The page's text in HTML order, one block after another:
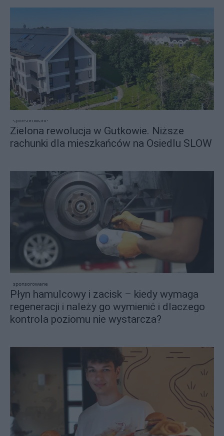
sponsorowane
Zielona rewolucja w Gutkowie. Niższe
rachunki dla mieszkańców na Osiedlu SLOW
sponsorowane
Płyn hamulcowy i zacisk – kiedy wymaga
regeneracji i należy go wymienić i dlaczego
kontrola poziomu nie wystarcza?